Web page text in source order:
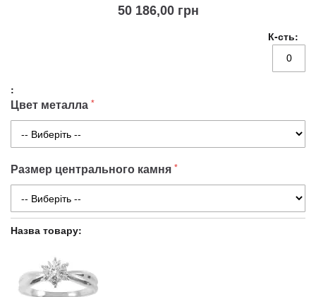
50 186,00 грн
Цвет металла
Размер центрального камня